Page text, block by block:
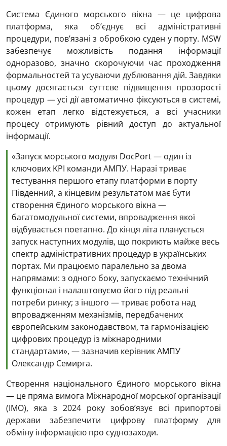
Система Єдиного морського вікна — це цифрова
платформа, яка об’єднує всі адміністративні
процедури, пов’язані з обробкою суден у порту. MSW
забезпечує можливість подання інформації
одноразово, значно скорочуючи час проходження
формальностей та усуваючи дублювання дій. Завдяки
цьому досягається суттєве підвищення прозорості
процедур — усі дії автоматично фіксуються в системі,
кожен етап легко відстежується, а всі учасники
процесу отримують рівний доступ до актуальної
інформації.
«Запуск морського модуля DocPort — один із
ключових KPI команди АМПУ. Наразі триває
тестування першого етапу платформи в порту
Південний, а кінцевим результатом має бути
створення Єдиного морського вікна —
багатомодульної системи, впровадження якої
відбувається поетапно. До кінця літа планується
запуск наступних модулів, що покриють майже весь
спектр адміністративних процедур в українських
портах. Ми працюємо паралельно за двома
напрямами: з одного боку, запускаємо технічний
функціонал і налаштовуємо його під реальні
потреби ринку; з іншого — триває робота над
впровадженням механізмів, передбачених
європейським законодавством, та гармонізацією
цифрових процедур із міжнародними
стандартами», — зазначив керівник АМПУ
Олександр Семирга.
Створення національного Єдиного морського вікна
— це пряма вимога Міжнародної морської організації
(IMO), яка з 2024 року зобов’язує всі припортові
держави забезпечити цифрову платформу для
обміну інформацією про суднозаходи.